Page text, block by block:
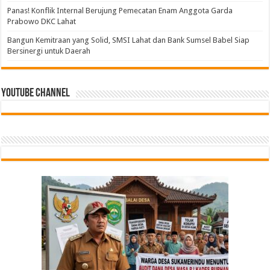
Panas! Konflik Internal Berujung Pemecatan Enam Anggota Garda
Prabowo DKC Lahat
Bangun Kemitraan yang Solid, SMSI Lahat dan Bank Sumsel Babel Siap
Bersinergi untuk Daerah
Youtube Channel
Tindak Lanjuti Keputusan PWI Pusat, PWI Sumsel
Bangun Kemitraan yang Solid, SMSI Lahat dan
PGRI Sumsel Gercep Konsolidasi, Riza Pahlevi